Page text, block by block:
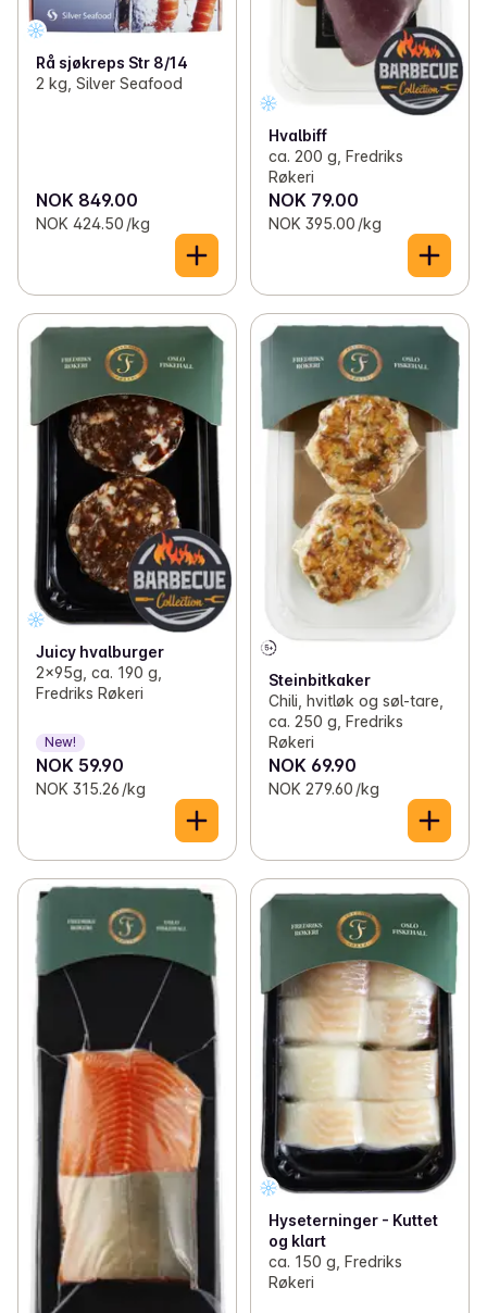
Rå sjøkreps Str 8/14
2 kg, Silver Seafood
NOK 849.00
NOK 424.50 /kg
Hvalbiff
ca. 200 g, Fredriks
Røkeri
NOK 79.00
NOK 395.00 /kg
Juicy hvalburger
2x95g, ca. 190 g,
Fredriks Røkeri
New!
NOK 59.90
NOK 315.26 /kg
Steinbitkaker
Chili, hvitløk og søl-tare,
ca. 250 g, Fredriks
Røkeri
NOK 69.90
NOK 279.60 /kg
Hyseterninger - Kuttet
og klart
ca. 150 g, Fredriks
Røkeri